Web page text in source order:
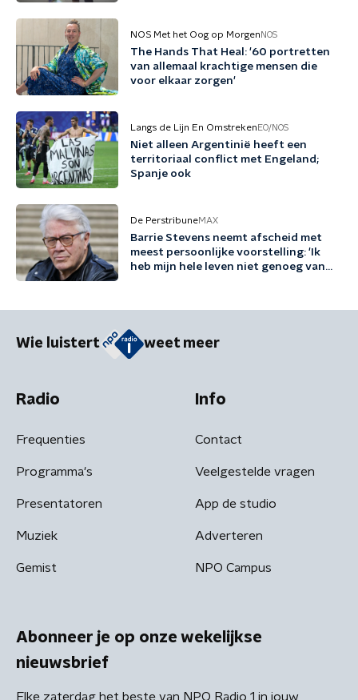
NOS Met het Oog op Morgen NOS
The Hands That Heal: '60 portretten
van allemaal krachtige mensen die
voor elkaar zorgen'
Langs de Lijn En Omstreken EO/NOS
Niet alleen Argentinië heeft een
territoriaal conflict met Engeland;
Spanje ook
De PerstribuneMAX
Barrie Stevens neemt afscheid met
meest persoonlijke voorstelling: 'Ik
heb mijn hele leven niet genoeg van
Wie luistert weet meer
Radio
Frequenties
Programma's
Presentatoren
Muziek
Gemist
Info
Contact
Veelgestelde vragen
App de studio
Adverteren
NPO Campus
Abonneer je op onze wekelijkse
nieuwsbrief
Elke zaterdag het beste van NPO Radio 1 in jouw